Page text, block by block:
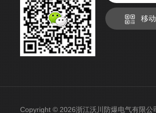
移
Copyright © 2026浙江沃川防爆电气有限